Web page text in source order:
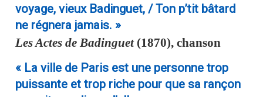
voyage, vieux Badinguet, / Ton p’tit bâtard
ne régnera jamais. »
Les Actes de Badinguet(1870), chanson
« La ville de Paris est une personne trop
puissante et trop riche pour que sa rançon